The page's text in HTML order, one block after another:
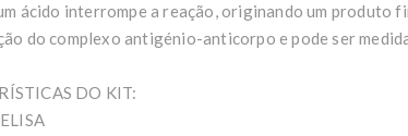
ácido interrompe a reação, originando um produto
do complexo antigénio-anticorpo e pode ser
DO KIT: